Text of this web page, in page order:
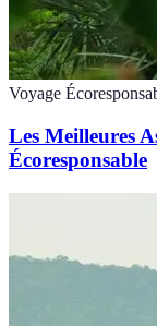
Voyage
Les Meilleures
Écoresponsable